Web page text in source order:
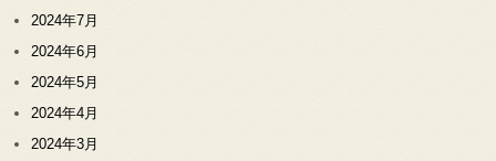
2024年7月
2024年6月
2024年5月
2024年4月
2024年3月